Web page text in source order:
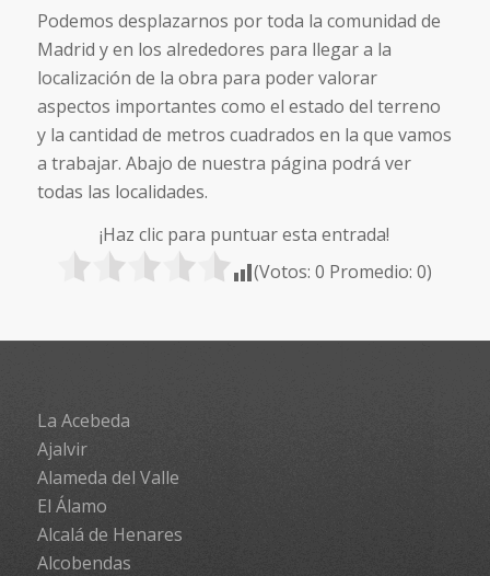
Podemos desplazarnos por toda la comunidad de
Madrid y en los alrededores para llegar a la
localización de la obra para poder valorar
aspectos importantes como el estado del terreno
y la cantidad de metros cuadrados en la que vamos
a trabajar. Abajo de nuestra página podrá ver
todas las localidades.
¡Haz clic para puntuar esta entrada!
(Votos:0 Promedio:0)
La Acebeda
Ajalvir
Alameda del Valle
El Álamo
Alcalá de Henares
Alcobendas